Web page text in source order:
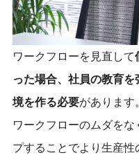
ワークフローを見直して
った場合、社員の教育
境を作る必要があります
ワークフローのムダを
プすることでより生産性